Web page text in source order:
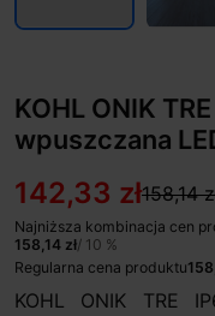
KOHL ONIK
wpuszczana
142,33 zł158,14
Najniższa kombinacja cen
158,14 zł/ 10 %
Regularna cena produktu
KOHL ONIK TRE